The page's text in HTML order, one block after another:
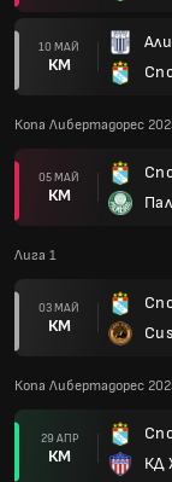
10 МАЙ
КМ
Копа Либертадорес
05 МАЙ
КМ
Лига 1
03 МАЙ
КМ
Копа Либертадорес
29 АПР
КМ
КД